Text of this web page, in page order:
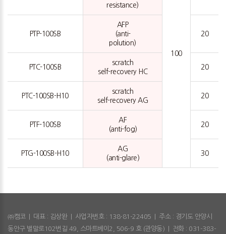
100
resistance)
PTP-100SB
AFP
(anti-
polution)
20
PTC-100SB
scratch
self-recovery HC
20
PTC-100SB-H10
scratch
self-recovery AG
20
PTF-100SB
AF
(anti-fog)
20
PTG-100SB-H10
AG
(anti-glare)
30
㈜캠코 대표 : 김상완 사업자번호 : 138-81-22405
주소 : 경기도 안양시
동안구 벌말로102번길 49, 스마트베이2, 506-9 호 (관양동)
전화 : 031-383-